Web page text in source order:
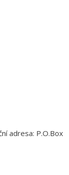
adresa: P.O.Box